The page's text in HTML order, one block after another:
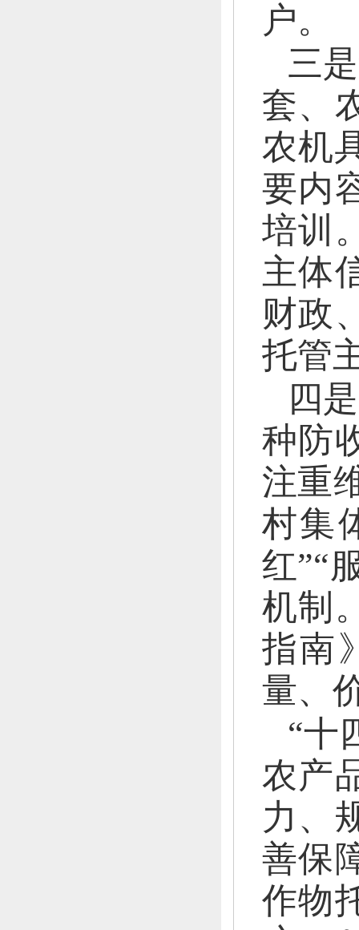
户。
三
套、
农机
要内
培训
主体
财政
托管
四
种防
注重
村集
红”“
机制
指南
量、
“十
农产
力、
善保
作物